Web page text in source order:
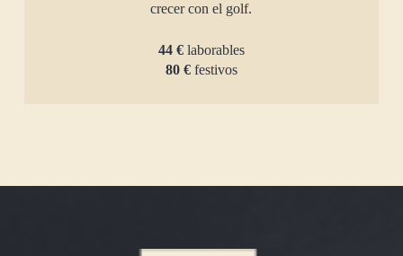
crecer con el golf.
44 € laborables
80 € festivos